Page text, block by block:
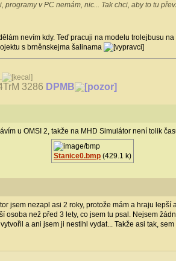
v PC nemám, nic... Tak chci, aby to tu
nevím kdy. Teď pracuji na modelu trolejbusu
s brněnskejma šalinama
3286 DPMB
u OMSI 2, takže na MHD Simulátor není tolik
Stanice0.bmp (429.1 k)
jsem nezapl asi 2 roky, protože mám a hraju
než před 3 lety, co jsem tu psal. Nejsem
a ani jsem ji nestihl vydat... Takže asi tak,